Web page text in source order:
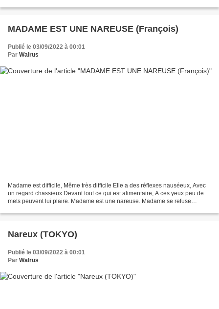
MADAME EST UNE NAREUSE (François)
Publié le 03/09/2022 à 00:01
Par Walrus
Madame est difficile, Même très difficile Elle a des réflexes nauséeux, Avec
un regard chassieux Devant tout ce qui est alimentaire, A ces yeux peu de
mets peuvent lui plaire. Madame est une nareuse. Madame se refuse
Nareux (TOKYO)
Publié le 03/09/2022 à 00:01
Par Walrus